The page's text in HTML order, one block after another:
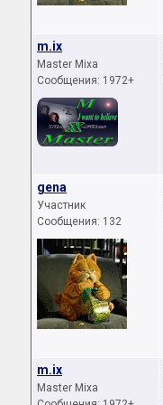
m.ix
Master Mixa
Сообщения: 1972+
gena
Участник
Сообщения: 132
m.ix
Master Mixa